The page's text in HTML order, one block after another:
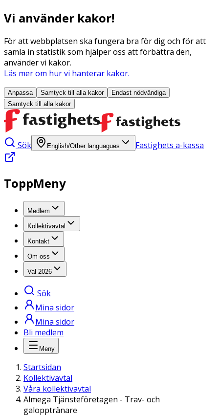
Vi använder kakor!
För att webbplatsen ska fungera bra för dig och för att
samla in statistik som hjälper oss att förbättra den,
använder vi kakor.
Läs mer om hur vi hanterar kakor.
Anpassa Samtyck till alla kakor
Endast nödvändiga
Samtyck till alla kakor
Sök English/Other languagues Fastighets a-kassa
ToppMeny
Medlem
Kollektivavtal
Kontakt
Om oss
Val 2026
Sök
Mina sidor
Mina sidor
Bli medlem
Meny
Startsidan
Kollektivavtal
Våra kollektivavtal
Almega Tjänsteföretagen - Trav- och
galopptränare